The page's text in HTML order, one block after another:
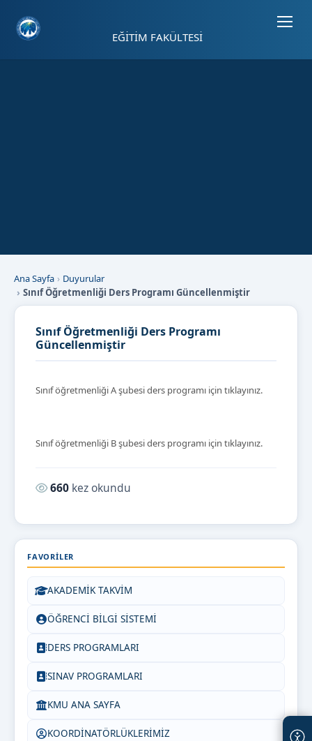
EĞİTİM FAKÜLTESİ
Ana Sayfa
Duyurular
Sınıf Öğretmenliği Ders Programı Güncellenmiştir
Sınıf Öğretmenliği Ders Programı
Güncellenmiştir
Sınıf öğretmenliği A şubesi ders programı için tıklayınız.
Sınıf öğretmenliği B şubesi ders programı için tıklayınız.
Okunma sayısı:
660 kez okundu
FAVORILER
AKADEMİK TAKVİM
ÖĞRENCİ BİLGİ SİSTEMİ
DERS PROGRAMLARI
SINAV PROGRAMLARI
KMU ANA SAYFA
KOORDİNATÖRLÜKLERİMİZ